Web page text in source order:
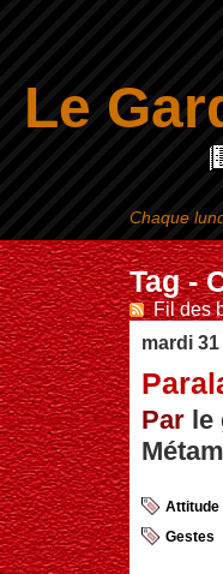
Le
Tag -
Fil des
mardi
Par le
Attitude
Gestes
Chaque